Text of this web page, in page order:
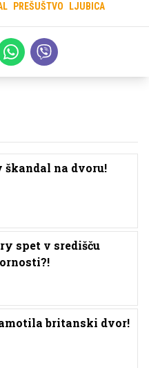
PREŠUŠTVO LJUBICA
škandal na dvoru!
spet v središču
britanski dvor!